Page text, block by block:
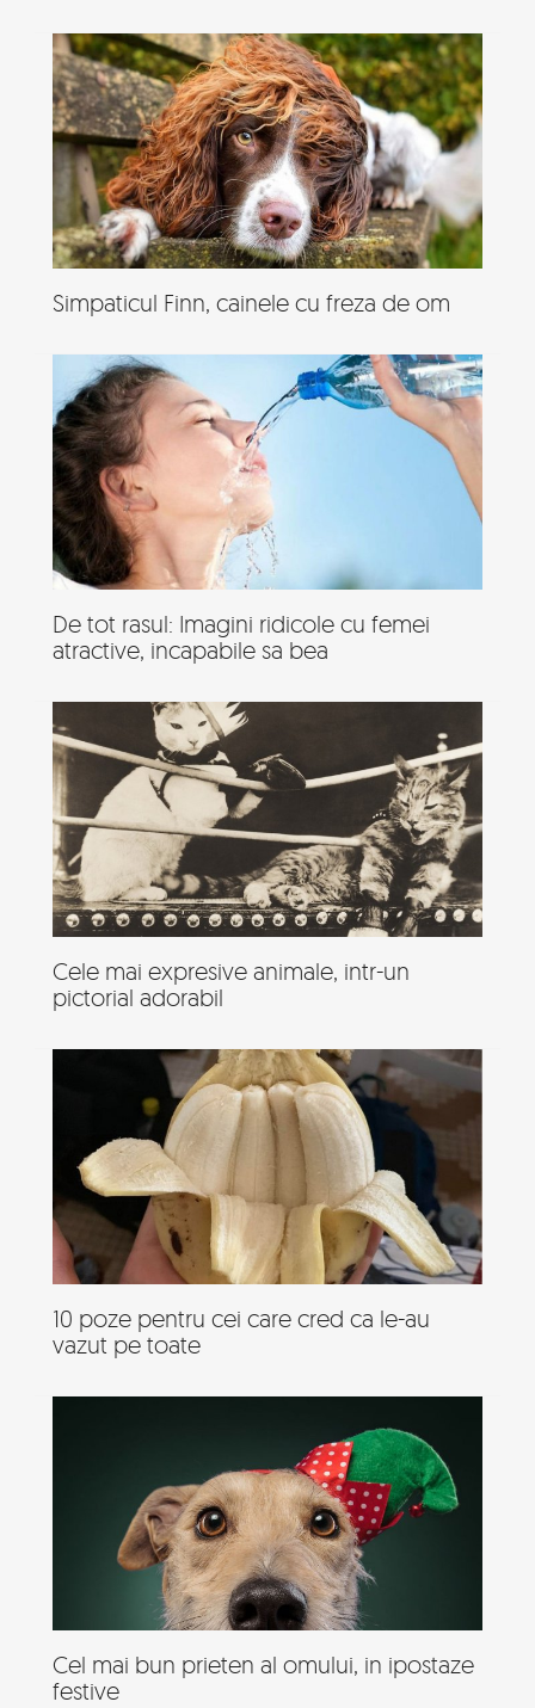
Simpaticul Finn, cainele cu freza de om
De tot rasul: Imagini ridicole cu femei
atractive, incapabile sa bea
Cele mai expresive animale, intr-un
pictorial adorabil
10 poze pentru cei care cred ca le-au
vazut pe toate
Cel mai bun prieten al omului, in ipostaze
festive